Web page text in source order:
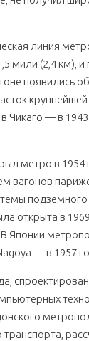
линия
мили (2,4 км),
появились
в Чикаго — в
метро в 1954
вагонов
открыта в
Японии
— в 1957
транспорта,